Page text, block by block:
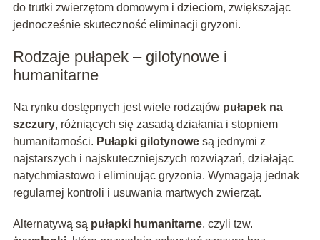
do trutki zwierzętom domowym i dzieciom, zwiększając
jednocześnie skuteczność eliminacji gryzoni.
Rodzaje pułapek – gilotynowe i
humanitarne
Na rynku dostępnych jest wiele rodzajów pułapek na
szczury, różniących się zasadą działania i stopniem
humanitarności. Pułapki gilotynowesą jednymi z
najstarszych i najskuteczniejszych rozwiązań, działając
natychmiastowo i eliminując gryzonia. Wymagają jednak
regularnej kontroli i usuwania martwych zwierząt.
Alternatywą są pułapki humanitarne, czyli tzw.